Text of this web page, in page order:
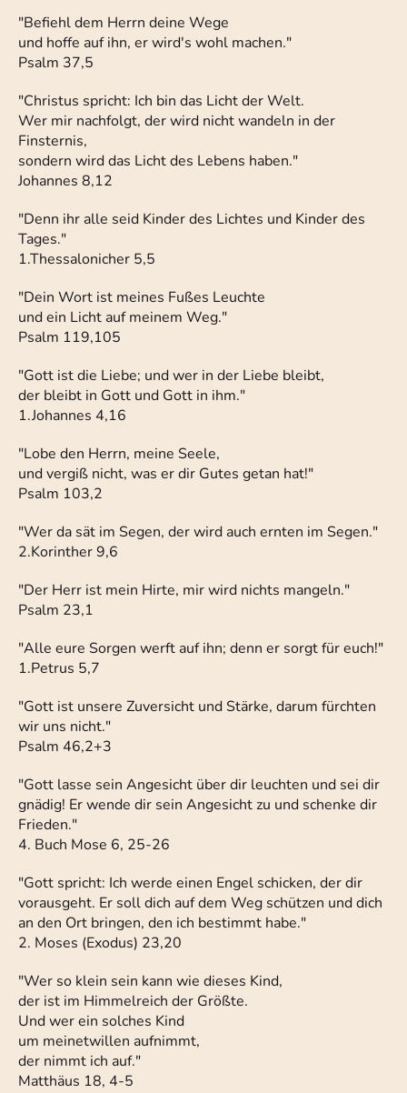
"Befiehl dem Herrn deine Wege
und hoffe auf ihn, er wird's wohl machen."
Psalm 37,5
"Christus spricht: Ich bin das Licht der Welt.
Wer mir nachfolgt, der wird nicht wandeln in der
Finsternis,
sondern wird das Licht des Lebens haben."
Johannes 8,12
"Denn ihr alle seid Kinder des Lichtes und Kinder des
Tages."
1.Thessalonicher 5,5
"Dein Wort ist meines Fußes Leuchte
und ein Licht auf meinem Weg."
Psalm 119,105
"Gott ist die Liebe; und wer in der Liebe bleibt,
der bleibt in Gott und Gott in ihm."
1.Johannes 4,16
"Lobe den Herrn, meine Seele,
und vergiß nicht, was er dir Gutes getan hat!"
Psalm 103,2
"Wer da sät im Segen, der wird auch ernten im Segen."
2.Korinther 9,6
"Der Herr ist mein Hirte, mir wird nichts mangeln."
Psalm 23,1
"Alle eure Sorgen werft auf ihn; denn er sorgt für euch!"
1.Petrus 5,7
"Gott ist unsere Zuversicht und Stärke, darum fürchten
wir uns nicht."
Psalm 46,2+3
"Gott lasse sein Angesicht über dir leuchten und sei dir
gnädig! Er wende dir sein Angesicht zu und schenke dir
Frieden."
4. Buch Mose 6, 25-26
"Gott spricht: Ich werde einen Engel schicken, der dir
vorausgeht. Er soll dich auf dem Weg schützen und dich
an den Ort bringen, den ich bestimmt habe."
2. Moses (Exodus) 23,20
"Wer so klein sein kann wie dieses Kind,
der ist im Himmelreich der Größte.
Und wer ein solches Kind
um meinetwillen aufnimmt,
der nimmt ich auf."
Matthäus 18, 4-5